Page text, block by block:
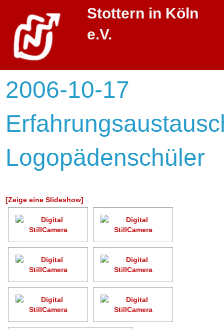
Stottern in Köln
e.V.
2006-10-17
Logopädenschüler
[Zeige eine Slideshow]